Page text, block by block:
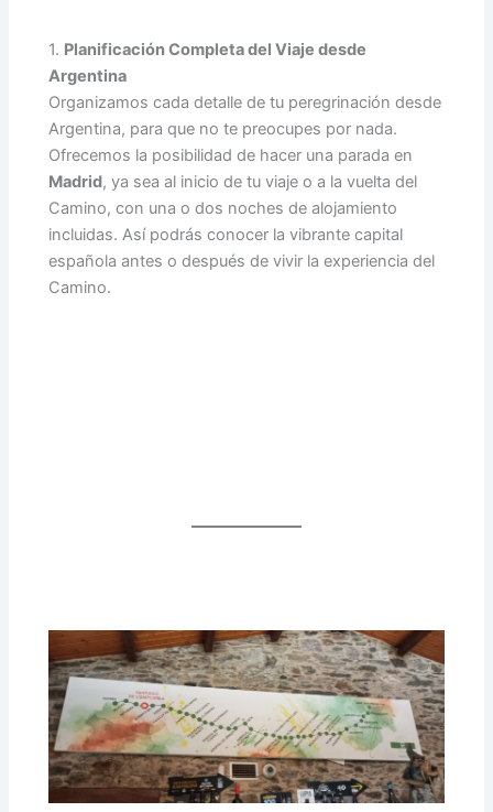
1. Planificación Completa del Viaje desde
Argentina
Organizamos cada detalle de tu peregrinación desde
Argentina, para que no te preocupes por nada.
Ofrecemos la posibilidad de hacer una parada en
Madrid, ya sea al inicio de tu viaje o a la vuelta del
Camino, con una o dos noches de alojamiento
incluidas. Así podrás conocer la vibrante capital
española antes o después de vivir la experiencia del
Camino.